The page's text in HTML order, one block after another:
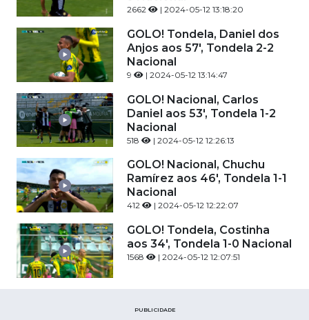
2662 | 2024-05-12 13:18:20
GOLO! Tondela, Daniel dos
Anjos aos 57', Tondela 2-2
Nacional
9 | 2024-05-12 13:14:47
GOLO! Nacional, Carlos
Daniel aos 53', Tondela 1-2
Nacional
518 | 2024-05-12 12:26:13
GOLO! Nacional, Chuchu
Ramírez aos 46', Tondela 1-1
Nacional
412 | 2024-05-12 12:22:07
GOLO! Tondela, Costinha
aos 34', Tondela 1-0 Nacional
1568 | 2024-05-12 12:07:51
PUBLICIDADE